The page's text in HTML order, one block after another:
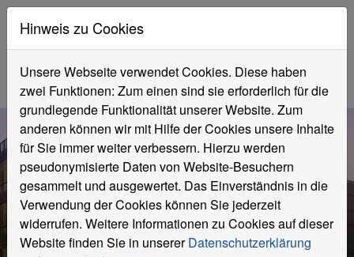
Cliffnotes #29
Hinweis zu Cookies
Unsere Webseite verwendet Cookies. Diese haben
zwei Funktionen: Zum einen sind sie erforderlich für die
grundlegende Funktionalität unserer Website. Zum
anderen können wir mit Hilfe der Cookies unsere Inhalte
für Sie immer weiter verbessern. Hierzu werden
pseudonymisierte Daten von Website-Besuchern
gesammelt und ausgewertet. Das Einverständnis in die
Verwendung der Cookies können Sie jederzeit
widerrufen. Weitere Informationen zu Cookies auf dieser
Website finden Sie in unsererDatenschutzerklärung